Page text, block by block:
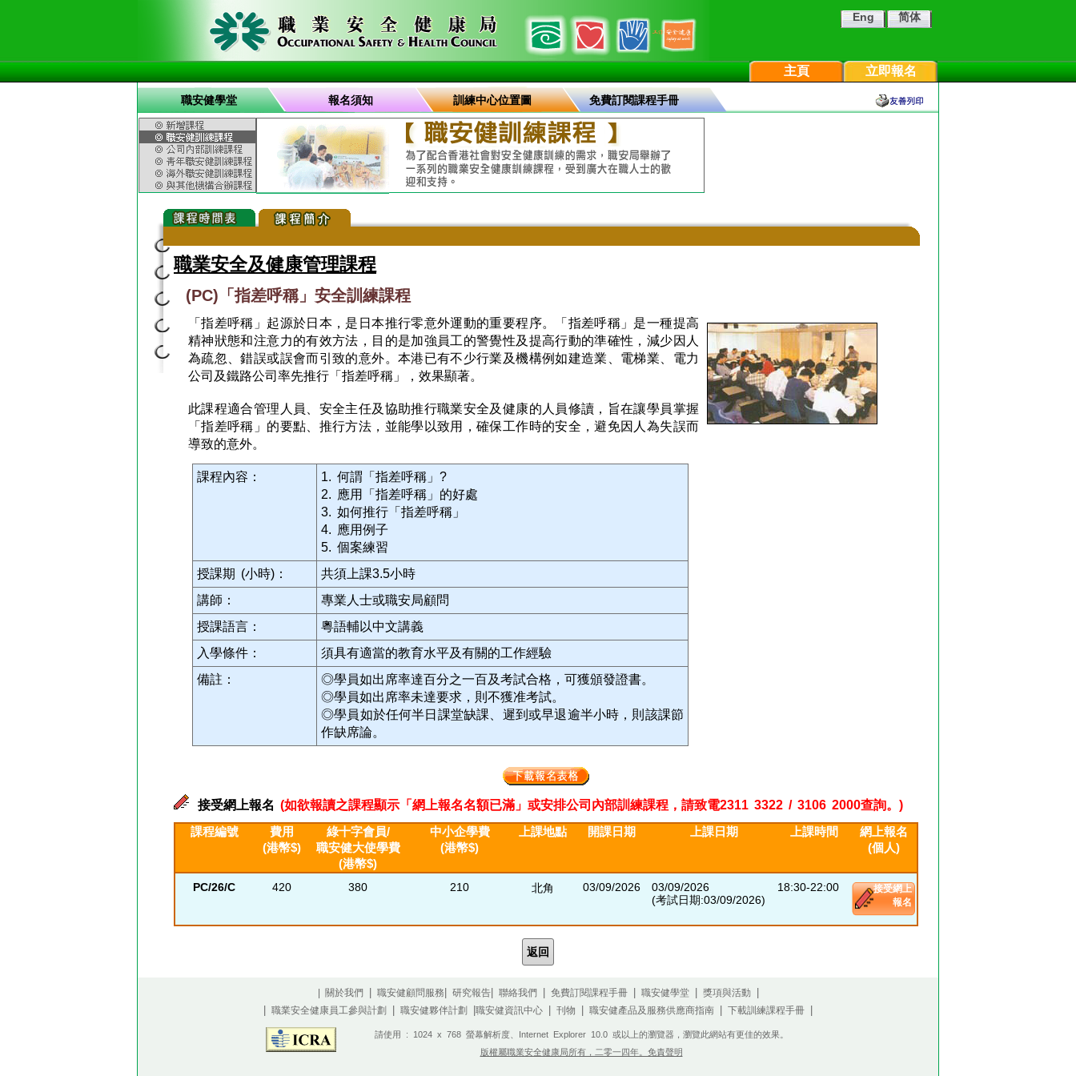
简体
Eng
立即報名
主頁
職安健學堂 報名須知 訓練中心位置圖 免費訂閱課程手冊
職業安全及健康管理課程
(PC)「指差呼稱」安全訓練課程
「指差呼稱」起源於日本，是日本推行零意外運動的重要程序。「指差呼稱」是一種提高
精神狀態和注意力的有效方法，目的是加強員工的警覺性及提高行動的準確性，減少因人
為疏忽、錯誤或誤會而引致的意外。本港已有不少行業及機構例如建造業、電梯業、電力
公司及鐵路公司率先推行「指差呼稱」，效果顯著。
此課程適合管理人員、安全主任及協助推行職業安全及健康的人員修讀，旨在讓學員掌握
「指差呼稱」的要點、推行方法，並能學以致用，確保工作時的安全，避免因人為失誤而
導致的意外。
課程內容：
1. 何謂「指差呼稱」?
2. 應用「指差呼稱」的好處
3. 如何推行「指差呼稱」
4. 應用例子
5. 個案練習
授課期 (小時)：
共須上課3.5小時
講師：
專業人士或職安局顧問
授課語言：
粵語輔以中文講義
入學條件：
須具有適當的教育水平及有關的工作經驗
備註：
◎學員如出席率達百分之一百及考試合格，可獲頒發證書。
◎學員如出席率未達要求，則不獲准考試。
◎學員如於任何半日課堂缺課、遲到或早退逾半小時，則該課節
作缺席論。
接受網上報名 (如欲報讀之課程顯示「網上報名名額已滿」或安排公司內部訓練課程，請致電2311 3322 / 3106 2000查詢。)
課程編號
費用
(港幣$)
綠十字會員/
職安健大使學費
(港幣$)
中小企學費
(港幣$)
上課地點 開課日期 上課日期 上課時間
網上報名
(個人)
PC/26/C 420 380 210 北角 03/09/2026
03/09/2026
(考試日期:03/09/2026)
18:30-22:00
接受網上
報名
返回
| 關於我們| 職安健顧問服務 研究報告| 聯絡我們| 免費訂閱課程手冊| 職安健學堂| 獎項與活動|
職業安全健康員工參與計劃 職安健夥伴計劃 職安健資訊中心 刊物 職安健產品及服務供應商指南 下載訓練課程手冊
請使用 : 1024 x 768 螢幕解析度、Internet Explorer 10.0 或以上的瀏覽器，瀏覽此網站有更佳的效果。
版權屬職業安全健康局所有，二零一四年。免責聲明